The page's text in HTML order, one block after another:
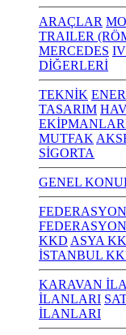
ARAÇLAR
TRAILER
MERCEDES
DİĞERLERİ
TEKNİK
TASARIM
MUTFAK
SİGORTA
GENEL
KKD ASYA
İSTANBUL
KARAVAN
İLANLARI
İLANLARI